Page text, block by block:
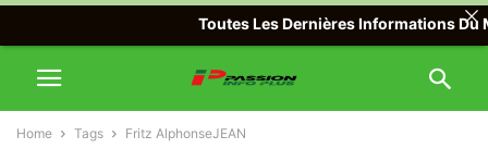
Home Tags Fritz AlphonseJEAN
Toutes Les Dernières Informations Du